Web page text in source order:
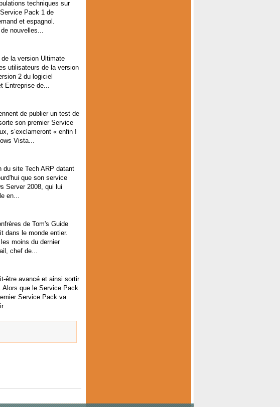
techniques sur
Pack 1 de
et espagnol.
nouvelles...
la version Ultimate
utilisateurs de la version
2 du logiciel
Entreprise de...
de publier un test de
son premier Service
s’exclameront « enfin !
Vista...
du site Tech ARP datant
que son service
Server 2008, qui lui
en...
de Tom's Guide
dans le monde entier.
moins du dernier
chef de...
être avancé et ainsi sortir
Alors que le Service Pack
Service Pack va